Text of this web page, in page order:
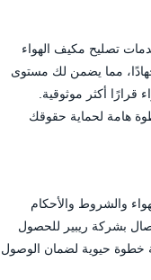
تصليح مكيف الهواء
مما يضمن لك مستوى
قرارًا أكثر موثوقية.
هامة لحماية حقوقك
والشروط والأحكام
بشركة ريبير للحصول
خطوة حيوية لضمان الوصول